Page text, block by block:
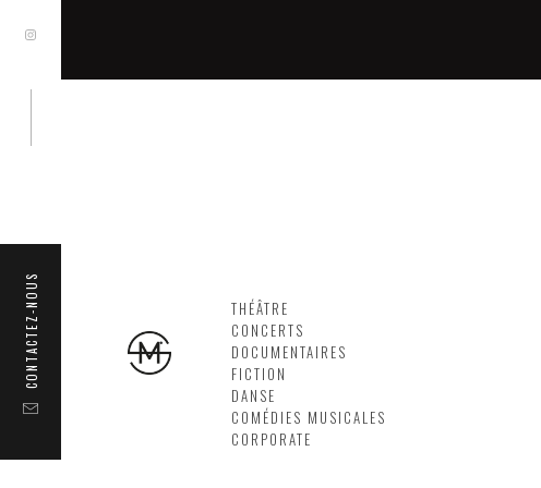
THÉÂTRE
CONCERTS
DOCUMENTAIRES
FICTION
DANSE
COMÉDIES MUSICALES
CORPORATE
CONTACTEZ-NOUS